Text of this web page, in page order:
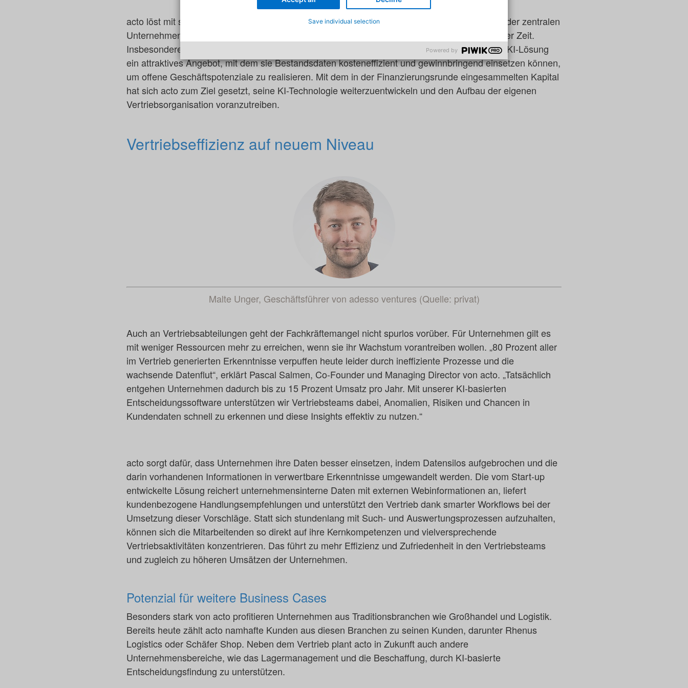
acto löst mit seiner auf Künstlicher Intelligenz (KI) basierenden Entscheidungssoftware eines der zentralen
Unternehmensprobleme: das Treffen besserer, proaktiver Vertriebsentscheidungen in kürzester Zeit.
Insbesondere wachstumsgetriebenen, mittelständischen Unternehmen macht acto mit seiner KI-Lösung
ein attraktives Angebot, mit dem sie Bestandsdaten kosteneffizient und gewinnbringend einsetzen können,
um offene Geschäftspotenziale zu realisieren. Mit dem in der Finanzierungsrunde eingesammelten Kapital
hat sich acto zum Ziel gesetzt, seine KI-Technologie weiterzuentwickeln und den Aufbau der eigenen
Vertriebsorganisation voranzutreiben.
Vertriebseffizienz auf neuem Niveau
Auch an Vertriebsabteilungen geht der Fachkräftemangel nicht spurlos vorüber. Für Unternehmen gilt es
mit weniger Ressourcen mehr zu erreichen, wenn sie ihr Wachstum vorantreiben wollen. „80 Prozent aller
im Vertrieb generierten Erkenntnisse verpuffen heute leider durch ineffiziente Prozesse und die
wachsende Datenflut“, erklärt Pascal Salmen, Co-Founder und Managing Director von acto. „Tatsächlich
entgehen Unternehmen dadurch bis zu 15 Prozent Umsatz pro Jahr. Mit unserer KI-basierten
Entscheidungssoftware unterstützen wir Vertriebsteams dabei, Anomalien, Risiken und Chancen in
Kundendaten schnell zu erkennen und diese Insights effektiv zu nutzen.“
Malte Unger, Geschäftsführer von adesso ventures (Quelle: privat)
acto sorgt dafür, dass Unternehmen ihre Daten besser einsetzen, indem Datensilos aufgebrochen und die
darin vorhandenen Informationen in verwertbare Erkenntnisse umgewandelt werden. Die vom Start-up
entwickelte Lösung reichert unternehmensinterne Daten mit externen Webinformationen an, liefert
kundenbezogene Handlungsempfehlungen und unterstützt den Vertrieb dank smarter Workflows bei der
Umsetzung dieser Vorschläge. Statt sich stundenlang mit Such- und Auswertungsprozessen aufzuhalten,
können sich die Mitarbeitenden so direkt auf ihre Kernkompetenzen und vielversprechende
Vertriebsaktivitäten konzentrieren. Das führt zu mehr Effizienz und Zufriedenheit in den Vertriebsteams
und zugleich zu höheren Umsätzen der Unternehmen.
Potenzial für weitere Business Cases
Besonders stark von acto profitieren Unternehmen aus Traditionsbranchen wie Großhandel und Logistik.
Bereits heute zählt acto namhafte Kunden aus diesen Branchen zu seinen Kunden, darunter Rhenus
Logistics oder Schäfer Shop. Neben dem Vertrieb plant acto in Zukunft auch andere
Unternehmensbereiche, wie das Lagermanagement und die Beschaffung, durch KI-basierte
Entscheidungsfindung zu unterstützen.
Save individual selection
Powered by